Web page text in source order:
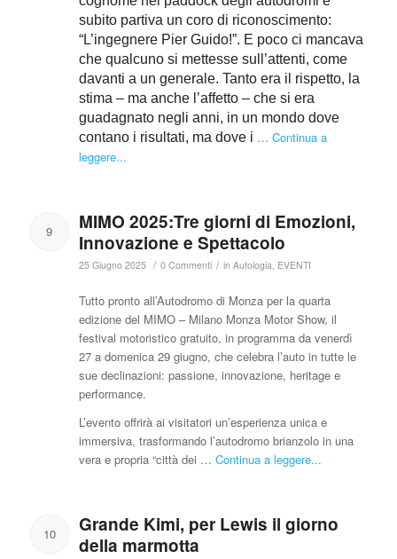
subito partiva un coro di riconoscimento:
“L’ingegnere Pier Guido!”. E poco ci mancava
che qualcuno si mettesse sull’attenti, come
davanti a un generale. Tanto era il rispetto, la
stima – ma anche l’affetto – che si era
guadagnato negli anni, in un mondo dove
contano i risultati, ma dove i … Continua a
leggere...
9
MIMO 2025:Tre giorni di Emozioni,
Innovazione e Spettacolo
25 Giugno 2025 / 0 Commenti / in Autologia, EVENTI
Tutto pronto all’Autodromo di Monza per la quarta
edizione del MIMO – Milano Monza Motor Show, il
festival motoristico gratuito, in programma da venerdì
27 a domenica 29 giugno, che celebra l’auto in tutte le
sue declinazioni: passione, innovazione, heritage e
performance.
L’evento offrirà ai visitatori un’esperienza unica e
immersiva, trasformando l’autodromo brianzolo in una
vera e propria “città dei … Continua a leggere...
10
Grande Kimi, per Lewis il giorno
della marmotta